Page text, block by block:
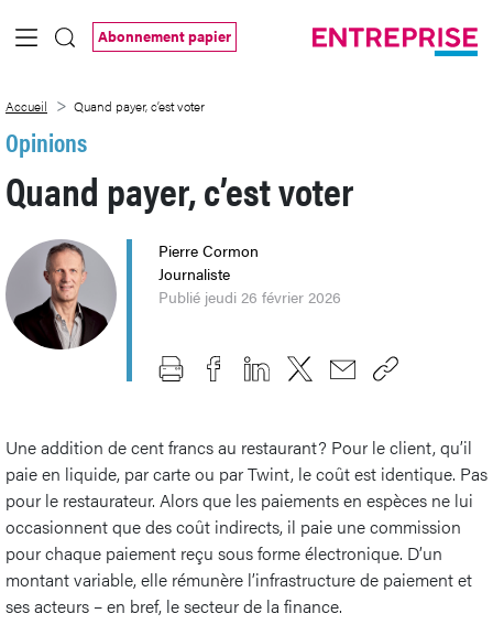
Saut au contenu principal
Abonnement papier
Accueil Quand payer, c’est voter
Opinions
Quand payer, c’est voter
Pierre Cormon
Journaliste
Publié jeudi 26 février 2026
Une addition de cent francs au restaurant? Pour le client, qu’il
paie en liquide, par carte ou par Twint, le coût est identique. Pas
pour le restaurateur. Alors que les paiements en espèces ne lui
occasionnent que des coût indirects, il paie une commission
pour chaque paiement reçu sous forme électronique. D’un
montant variable, elle rémunère l’infrastructure de paiement et
ses acteurs – en bref, le secteur de la finance.